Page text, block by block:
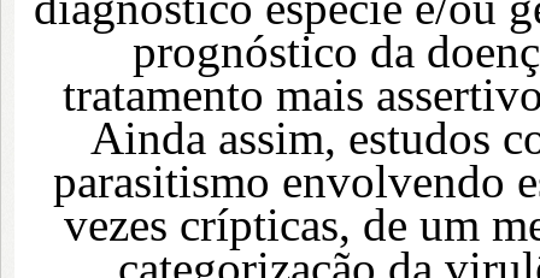
prognóstico da
tratamento mais
Ainda assim, estudos
parasitismo envolvendo
vezes crípticas, de um